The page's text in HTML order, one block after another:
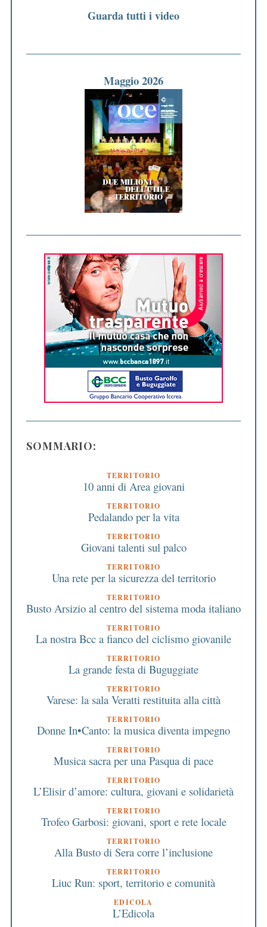
Guarda tutti i video
Maggio 2026
SOMMARIO:
TERRITORIO
10 anni di Area giovani
TERRITORIO
Pedalando per la vita
TERRITORIO
Giovani talenti sul palco
TERRITORIO
Una rete per la sicurezza del territorio
TERRITORIO
Busto Arsizio al centro del sistema moda italiano
TERRITORIO
La nostra Bcc a fianco del ciclismo giovanile
TERRITORIO
La grande festa di Buguggiate
TERRITORIO
Varese: la sala Veratti restituita alla città
TERRITORIO
Donne In•Canto: la musica diventa impegno
TERRITORIO
Musica sacra per una Pasqua di pace
TERRITORIO
L’Elisir d’amore: cultura, giovani e solidarietà
TERRITORIO
Trofeo Garbosi: giovani, sport e rete locale
TERRITORIO
Alla Busto di Sera corre l’inclusione
TERRITORIO
Liuc Run: sport, territorio e comunità
EDICOLA
L’Edicola